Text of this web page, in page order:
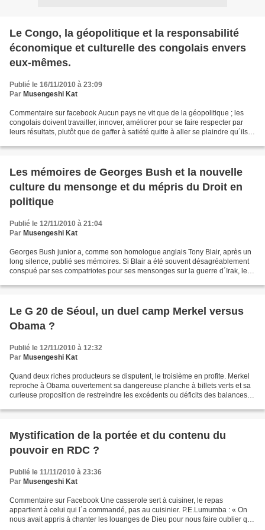
Le Congo, la géopolitique et la responsabilité
économique et culturelle des congolais envers
eux-mêmes.
Publié le 16/11/2010 à 23:09
Par Musengeshi Kat
Commentaire sur facebook Aucun pays ne vit que de la géopolitique ; les
congolais doivent travailler, innover, améliorer pour se faire respecter par
leurs résultats, plutôt que de gaffer à satiété quitte à aller se plaindre qu´ils
Les mémoires de Georges Bush et la nouvelle
culture du mensonge et du mépris du Droit en
politique
Publié le 12/11/2010 à 21:04
Par Musengeshi Kat
Georges Bush junior a, comme son homologue anglais Tony Blair, après un
long silence, publié ses mémoires. Si Blair a été souvent désagréablement
conspué par ses compatriotes pour ses mensonges sur la guerre d´Irak, le
Le G 20 de Séoul, un duel camp Merkel versus
Obama ?
Publié le 12/11/2010 à 12:32
Par Musengeshi Kat
Quand deux riches producteurs se disputent, le troisième en profite. Merkel
reproche à Obama ouvertement sa dangereuse planche à billets verts et sa
curieuse proposition de restreindre les excédents ou déficits des balances
Mystification de la portée et du contenu du
pouvoir en RDC ?
Publié le 11/11/2010 à 23:36
Par Musengeshi Kat
Commentaire sur Facebook Une casserole sert à cuisiner, le repas
appartient à celui qui l´a commandé, pas au cuisinier. P.E.Lumumba : « On
nous avait appris à chanter les louanges de Dieu pour nous faire oublier que